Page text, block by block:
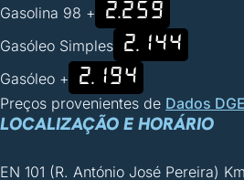
Gasolina 98 + 2.259
Gasóleo Simples 2.144
Gasóleo + 2.194
Preços provenientes de Dados
LOCALIZAÇÃO E HORÁRIO
EN 101 (R. António José Pereira)